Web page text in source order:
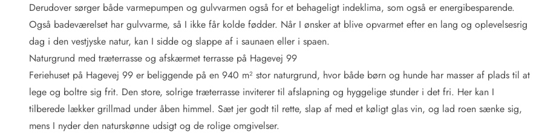
Fordele hos os
Esmark Rejsecurity
Esmark KidsVIP
Esmark VIP: Fordele og rabataftaler
Prisgaranti
Ingen depositum
Gæsteanmeldelser
Gratis WiFi i ferieområdet
Derudover sørger både varmepumpen og gulvvarmen også for et behageligt indeklima, som også er energibesparende.
Også badeværelset har gulvvarme, så I ikke får kolde fødder. Når I ønsker at blive opvarmet efter en lang og oplevelsesrig
dag i den vestjyske natur, kan I sidde og slappe af i saunaen eller i spaen.
Naturgrund med træterrasse og afskærmet terrasse på Hagevej 99
Feriehuset på Hagevej 99 er beliggende på en 940 m² stor naturgrund, hvor både børn og hunde har masser af plads til at
lege og boltre sig frit. Den store, solrige træterrasse inviterer til afslapning og hyggelige stunder i det fri. Her kan I
tilberede lækker grillmad under åben himmel. Sæt jer godt til rette, slap af med et køligt glas vin, og lad roen sænke sig,
mens I nyder den naturskønne udsigt og de rolige omgivelser.